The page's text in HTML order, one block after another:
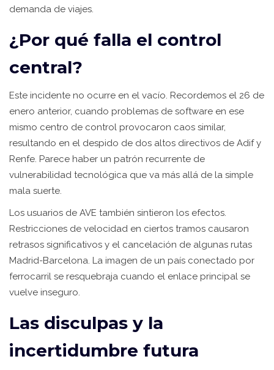
demanda de viajes.
¿Por qué falla el control
central?
Este incidente no ocurre en el vacío. Recordemos el 26 de
enero anterior, cuando problemas de software en ese
mismo centro de control provocaron caos similar,
resultando en el despido de dos altos directivos de Adif y
Renfe. Parece haber un patrón recurrente de
vulnerabilidad tecnológica que va más allá de la simple
mala suerte.
Los usuarios de AVE también sintieron los efectos.
Restricciones de velocidad en ciertos tramos causaron
retrasos significativos y el cancelación de algunas rutas
Madrid-Barcelona. La imagen de un país conectado por
ferrocarril se resquebraja cuando el enlace principal se
vuelve inseguro.
Las disculpas y la
incertidumbre futura